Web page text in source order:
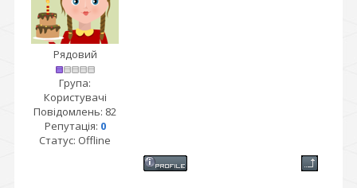
Рядовий
Група:
Користувачі
Повідомлень: 82
Репутація: 0
Статус: Offline